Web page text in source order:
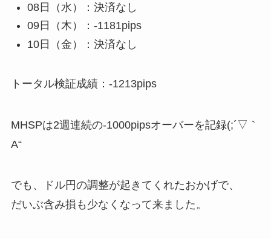
08日（水）：決済なし
09日（木）：-1181pips
10日（金）：決済なし
トータル検証成績：-1213pips
MHSPは2週連続の-1000pipsオーバーを記録(;´▽｀
A“
でも、ドル円の調整が起きてくれたおかげで、
だいぶ含み損も少なくなって来ました。